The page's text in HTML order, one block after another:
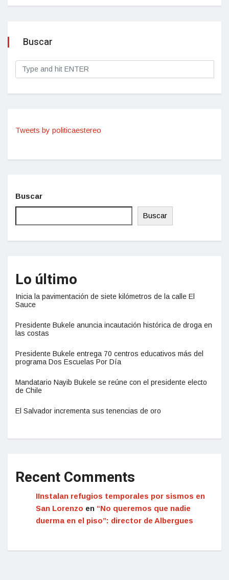
Buscar
Tweets by politicaestereo
Buscar
Buscar
Lo último
Inicia la pavimentación de siete kilómetros de la calle El
Sauce
Presidente Bukele anuncia incautación histórica de droga en
las costas
Presidente Bukele entrega 70 centros educativos más del
programa Dos Escuelas Por Día
Mandatario Nayib Bukele se reúne con el presidente electo
de Chile
El Salvador incrementa sus tenencias de oro
Recent Comments
IInstalan refugios temporales por sismos en
San Lorenzo en “No queremos que nadie
duerma en el piso”: director de Albergues